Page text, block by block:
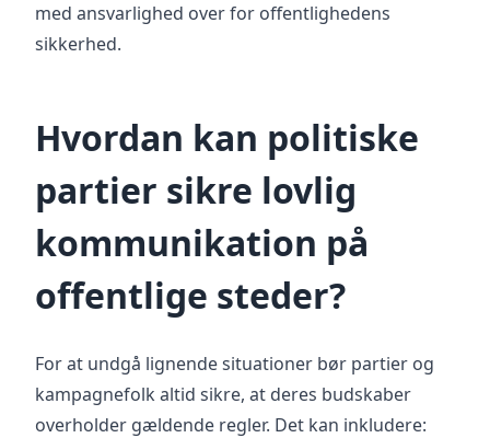
med ansvarlighed over for offentlighedens
sikkerhed.
Hvordan kan politiske
partier sikre lovlig
kommunikation på
offentlige steder?
For at undgå lignende situationer bør partier og
kampagnefolk altid sikre, at deres budskaber
overholder gældende regler. Det kan inkludere: